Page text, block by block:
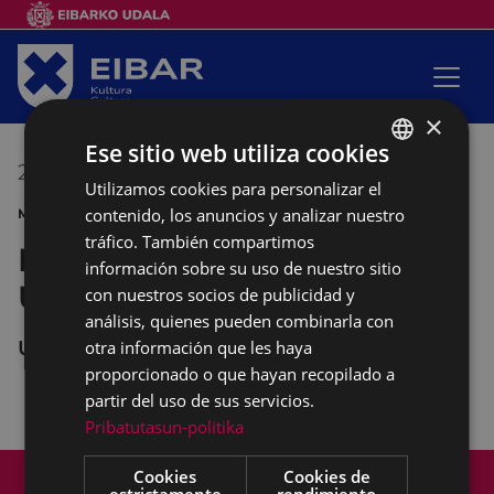
28/05/2017
MÚSICA CONCIERTO
Banda de txistularis
USARTZA
UNTZAGA
BASQUE
SPANISH
×
Ese sitio web utiliza cookies
Utilizamos cookies para personalizar el
contenido, los anuncios y analizar nuestro
tráfico. También compartimos
información sobre su uso de nuestro sitio
con nuestros socios de publicidad y
análisis, quienes pueden combinarla con
otra información que les haya
proporcionado o que hayan recopilado a
partir del uso de sus servicios.
Pribatutasun-politika
Cookies
Cookies de